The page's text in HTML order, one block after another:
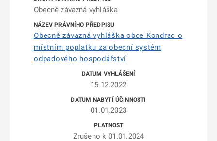
Obecně závazná vyhláška
Obecně závazná vyhláška obce Kondrac o
místním poplatku za obecní systém
odpadového hospodářství
15.12.2022
01.01.2023
Zrušeno k 01.01.2024